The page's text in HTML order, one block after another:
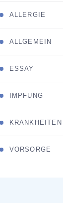
ALLERGIE
ALLGEMEIN
ESSAY
IMPFUNG
KRANKHEITEN
VORSORGE